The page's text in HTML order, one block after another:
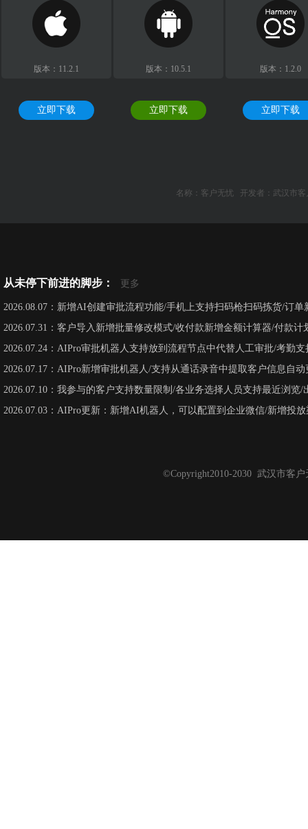
版本：11.2.1
立即下载
版本：10.5.1
立即下载
版本：1.2.0
立即下载
名称：客户无忧 开发者：武汉市
从未停下前进的脚步： 更多
2026.08.07：新增AI创建审批流程功能/手机上支持扫码枪扫码拣货/订单
2026.07.31：客户导入新增批量修改模式/收付款新增金额计算器/付款计
2026.07.24：AIPro审批机器人支持放到流程节点中代替人工审批/考勤
2026.07.17：AIPro新增审批机器人/支持从通话录音中提取客户信息自
2026.07.10：我参与的客户支持数量限制/各业务选择人员支持最近浏览/
2026.07.03：AIPro更新：新增AI机器人，可以配置到企业微信/新增投
©Copyright2010-2030 武汉市客